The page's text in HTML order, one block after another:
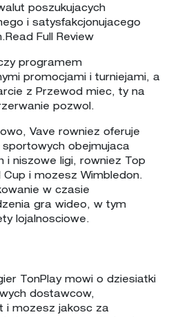
poszukujacych
i satysfakcjonujacego
Full Review
programem
promocjami i turniejami, a
z Przewod miec, ty na
pozwol.
Vave rowniez oferuje
obejmujaca
i niszowe ligi, rowniez Top
Cup i mozesz Wimbledon.
w czasie
gra wideo, w tym
lojalnosciowe.
TonPlay mowi o dziesiatki
dostawcow,
i mozesz jakosc za